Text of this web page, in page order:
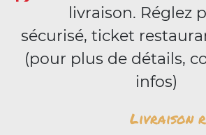
livraison. Réglez
sécurisé, ticket
(pour plus de détails,
infos)
Livraison